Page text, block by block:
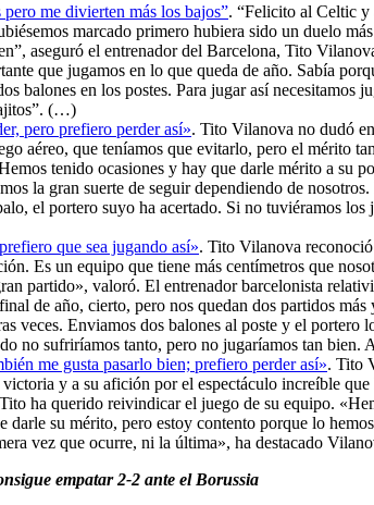
me divierten más los bajos”. “Felicito al Celtic y
marcado primero hubiera sido un duelo
aseguró el entrenador del Barcelona, Tito
que jugamos en lo que queda de año. Sabía
balones en los postes. Para jugar así
(…)
pero prefiero perder así». Tito Vilanova no dudó
aéreo, que teníamos que evitarlo, pero el mérito
tenido ocasiones y hay que darle mérito a su
la gran suerte de seguir dependiendo de
el portero suyo ha acertado. Si no tuviéramos
que sea jugando así». Tito Vilanova
Es un equipo que tiene más centímetros que
partido», valoró. El entrenador barcelonista
de año, cierto, pero nos quedan dos partidos
veces. Enviamos dos balones al poste y el
no sufriríamos tanto, pero no jugaríamos tan
me gusta pasarlo bien; prefiero perder así». Tito
y a su afición por el espectáculo increíble
ha querido reivindicar el juego de su equipo.
su mérito, pero estoy contento porque lo
vez que ocurre, ni la última», ha destacado
empatar 2-2 ante el Borussia